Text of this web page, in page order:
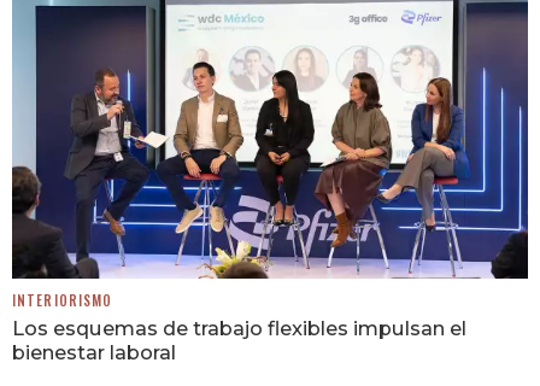
INTERIORISMO
Los esquemas de trabajo flexibles impulsan el
bienestar laboral